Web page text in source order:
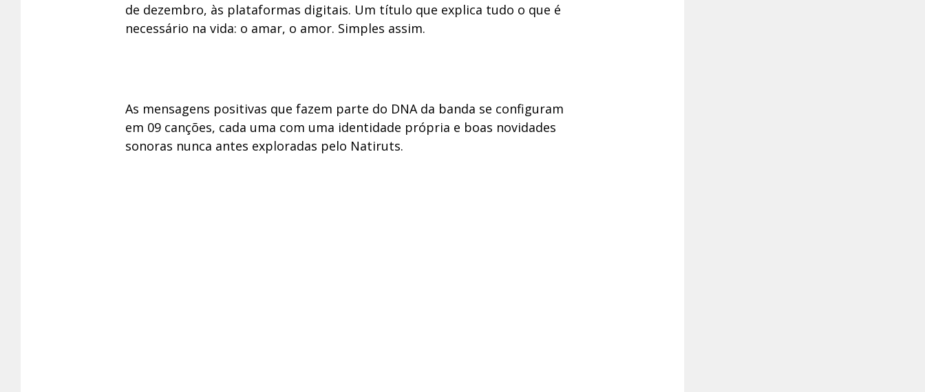
de dezembro, às plataformas digitais. Um título que explica tudo o que é
necessário na vida: o amar, o amor. Simples assim.
As mensagens positivas que fazem parte do DNA da banda se configuram
em 09 canções, cada uma com uma identidade própria e boas novidades
sonoras nunca antes exploradas pelo Natiruts.